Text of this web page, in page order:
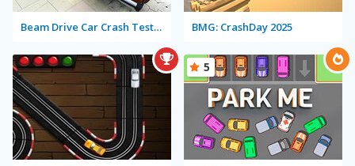
Beam Drive Car Crash Test Simulator BMG: CrashDay 2025
5